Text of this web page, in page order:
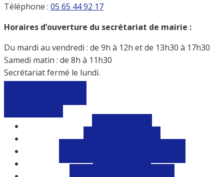
Téléphone : 05 65 44 92 17
Horaires d’ouverture du secrétariat de mairie :
Du mardi au vendredi : de 9h à 12h et de 13h30 à 17h30
Samedi matin : de 8h à 11h30
Secrétariat fermé le lundi.